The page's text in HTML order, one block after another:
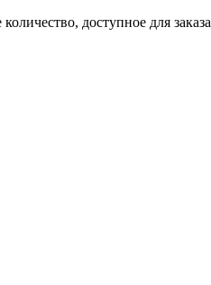
доступное для заказа